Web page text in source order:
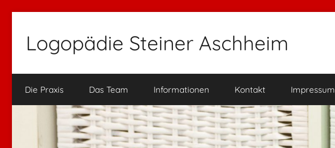
springen
Logopädie Steiner Aschheim
Die Praxis Das Team Informationen Kontakt Impressum